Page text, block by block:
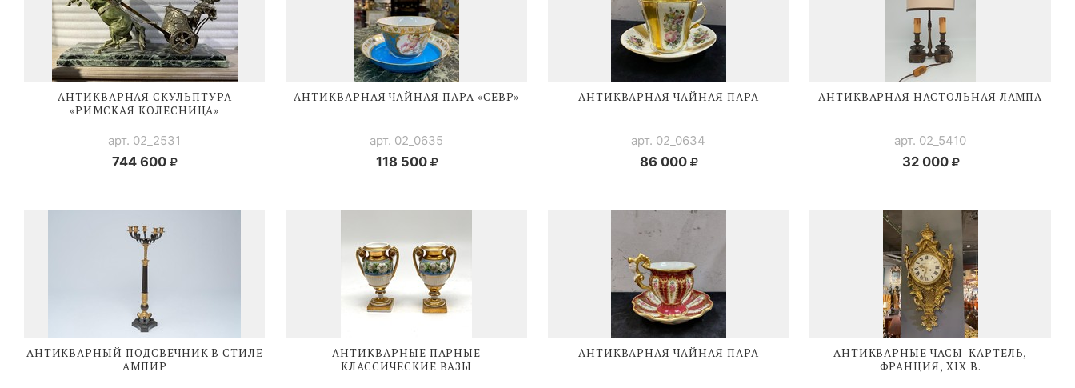
АНТИКВАРНАЯ СКУЛЬПТУРА
«РИМСКАЯ КОЛЕСНИЦА»
арт. 02_2531
744 600
АНТИКВАРНАЯ ЧАЙНАЯ ПАРА «СЕВР»
арт. 02_0635
118 500
АНТИКВАРНАЯ ЧАЙНАЯ ПАРА
арт. 02_0634
86 000
АНТИКВАРНАЯ НАСТОЛЬНАЯ ЛАМПА
арт. 02_5410
32 000
АНТИКВАРНЫЙ ПОДСВЕЧНИК В СТИЛЕ
АМПИР
АНТИКВАРНЫЕ ПАРНЫЕ
КЛАССИЧЕСКИЕ ВАЗЫ
АНТИКВАРНАЯ ЧАЙНАЯ ПАРА АНТИКВАРНЫЕЧАСЫ-КАРТЕЛЬ,
ФРАНЦИЯ, XIX В.